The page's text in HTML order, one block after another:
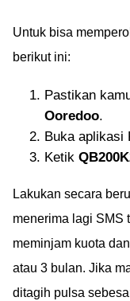
Untuk bisa
berikut ini:
Pastikan
Ooredoo.
Buka aplikasi
Ketik
Lakukan secara
menerima lagi SMS
meminjam kuota
atau 3 bulan. Jika
ditagih pulsa